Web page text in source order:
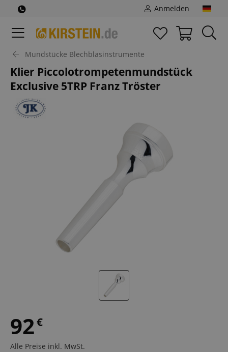
Anmelden
Mundstücke Blechblasinstrumente
Klier Piccolotrompetenmundstück
Exclusive 5TRP Franz Tröster
92€
Alle Preise inkl. MwSt.